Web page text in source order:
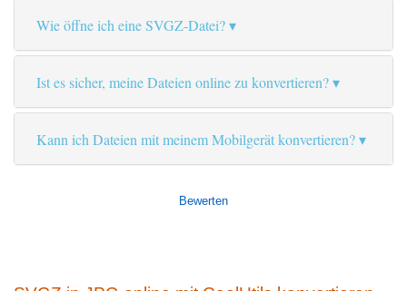
Wie öffne ich eine SVGZ-Datei?
Ist es sicher, meine Dateien online zu konvertieren?
Kann ich Dateien mit meinem Mobilgerät konvertieren?
Bewerten